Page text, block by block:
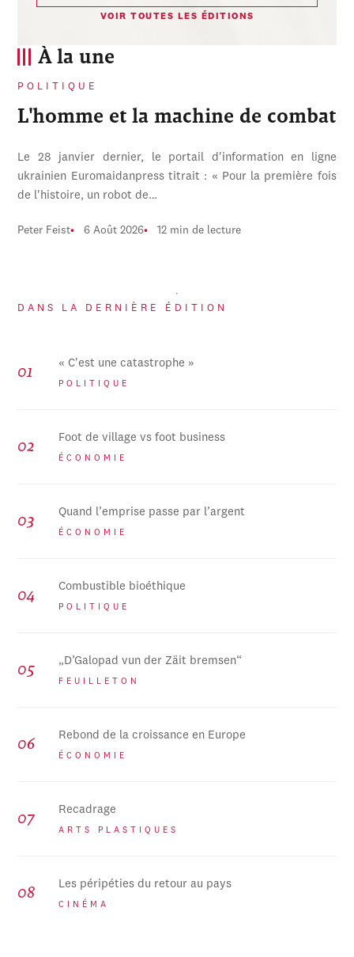
À la une
POLITIQUE
L'homme et la machine de combat
Le 28 janvier dernier, le portail d'information en ligne
ukrainien Euromaidanpress titrait : « Pour la première fois
de l'histoire, un robot de…
Peter Feist 6 Août 2026 12 min de lecture
DANS LA DERNIÈRE ÉDITION
« C'est une catastrophe »
POLITIQUE
Foot de village vs foot business
ÉCONOMIE
Quand l’emprise passe par l’argent
ÉCONOMIE
Combustible bioéthique
POLITIQUE
„D’Galopad vun der Zäit bremsen“
FEUILLETON
Rebond de la croissance en Europe
ÉCONOMIE
Recadrage
ARTS PLASTIQUES
Les péripéties du retour au pays
CINÉMA
VOIR TOUTES LES ÉDITIONS